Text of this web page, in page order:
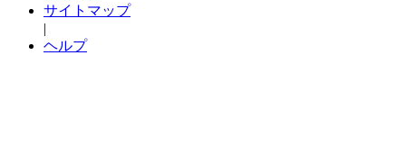
サイトマップ
|
ヘルプ